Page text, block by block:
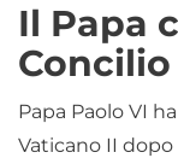
Il Papa
Papa Paolo VI
Vaticano II